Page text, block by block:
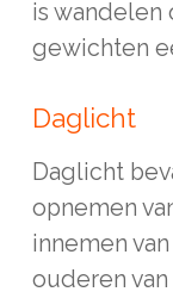
is wandelen
gewichten
Daglicht
Daglicht
opnemen
innemen
ouderen